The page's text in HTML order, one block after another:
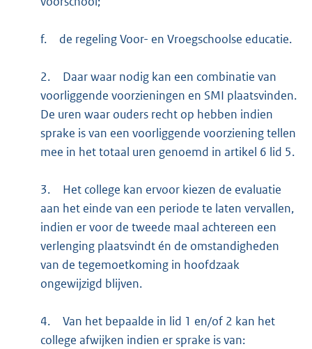
f. de regeling Voor- en Vroegschoolse educatie.
2.
Daar waar nodig kan een combinatie van
voorliggende voorzieningen en SMI plaatsvinden.
De uren waar ouders recht op hebben indien
sprake is van een voorliggende voorziening tellen
mee in het totaal uren genoemd in artikel 6 lid 5.
3.
Het college kan ervoor kiezen de evaluatie
aan het einde van een periode te laten vervallen,
indien er voor de tweede maal achtereen een
verlenging plaatsvindt én de omstandigheden
van de tegemoetkoming in hoofdzaak
ongewijzigd blijven.
4.
Van het bepaalde in lid 1 en/of 2 kan het
college afwijken indien er sprake is van: